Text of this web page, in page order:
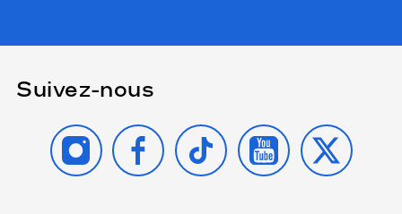
Suivez-nous
INSTAGRAMFACEBOOK
TIKTOK YOUTUBE
X